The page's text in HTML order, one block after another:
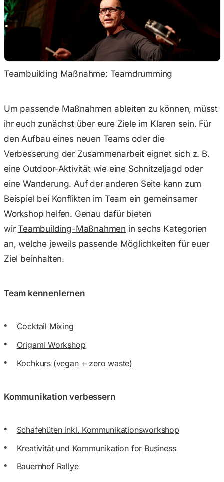
Teambuilding Maßnahme: Teamdrumming
Um passende Maßnahmen ableiten zu können, müsst
ihr euch zunächst über eure Ziele im Klaren sein. Für
den Aufbau eines neuen Teams oder die
Verbesserung der Zusammenarbeit eignet sich z. B.
eine Outdoor-Aktivität wie eine Schnitzeljagd oder
eine Wanderung. Auf der anderen Seite kann zum
Beispiel bei Konflikten im Team ein gemeinsamer
Workshop helfen. Genau dafür bieten
wirTeambuilding-Maßnahmen in sechs Kategorien
an, welche jeweils passende Möglichkeiten für euer
Ziel beinhalten.
Team kennenlernen
Cocktail Mixing
Origami Workshop
Kochkurs (vegan + zero waste)
Kommunikation verbessern
Schafehüten inkl. Kommunikationsworkshop
Kreativität und Kommunikation for Business
Bauernhof Rallye